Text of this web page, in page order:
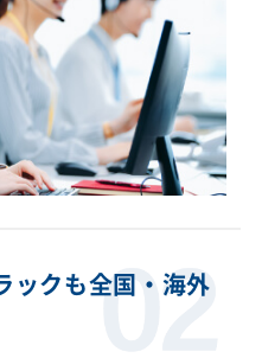
ックも全国・海外